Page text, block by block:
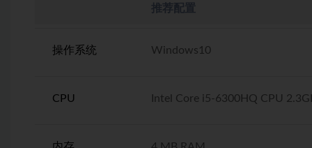
操作系统
CPU
推荐配置
Windows10
Intel Core i5-6300HQ CPU